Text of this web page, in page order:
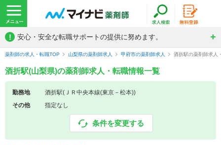
! 安心・安全な転職サポートの提供に努めます。
薬剤師の求人・転職TOP 山梨県の薬剤師求人 甲府市の薬剤師求人 酒折駅の薬剤師求人
酒折駅(山梨県)の薬剤師求人・転職情報一覧
勤務地
酒折駅(ＪＲ中央本線(東京－松本))
その他
指定なし
条件を変更する